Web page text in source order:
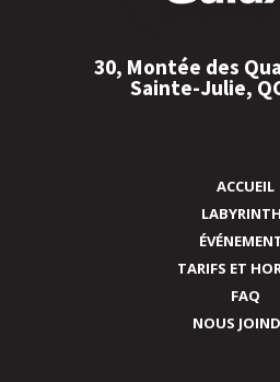
30, Montée des
Sainte-Julie,
ACCUEIL
TARIFS ET
FAQ
NOUS